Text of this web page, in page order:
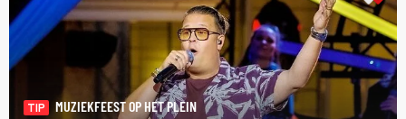
TIP
MUZIEKFEEST OP HET PLEIN